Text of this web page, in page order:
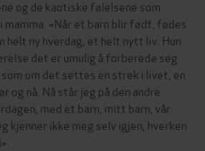
og de kaotiske følelsene som
«Når et barn blir født, fødes
helt ny hverdag, et helt nytt liv. Hun
det er umulig å forberede seg
om det settes en strek i livet, en
og nå. Nå står jeg på den andre
med et barn, mitt barn, vår
kjenner ikke meg selv igjen, hverken